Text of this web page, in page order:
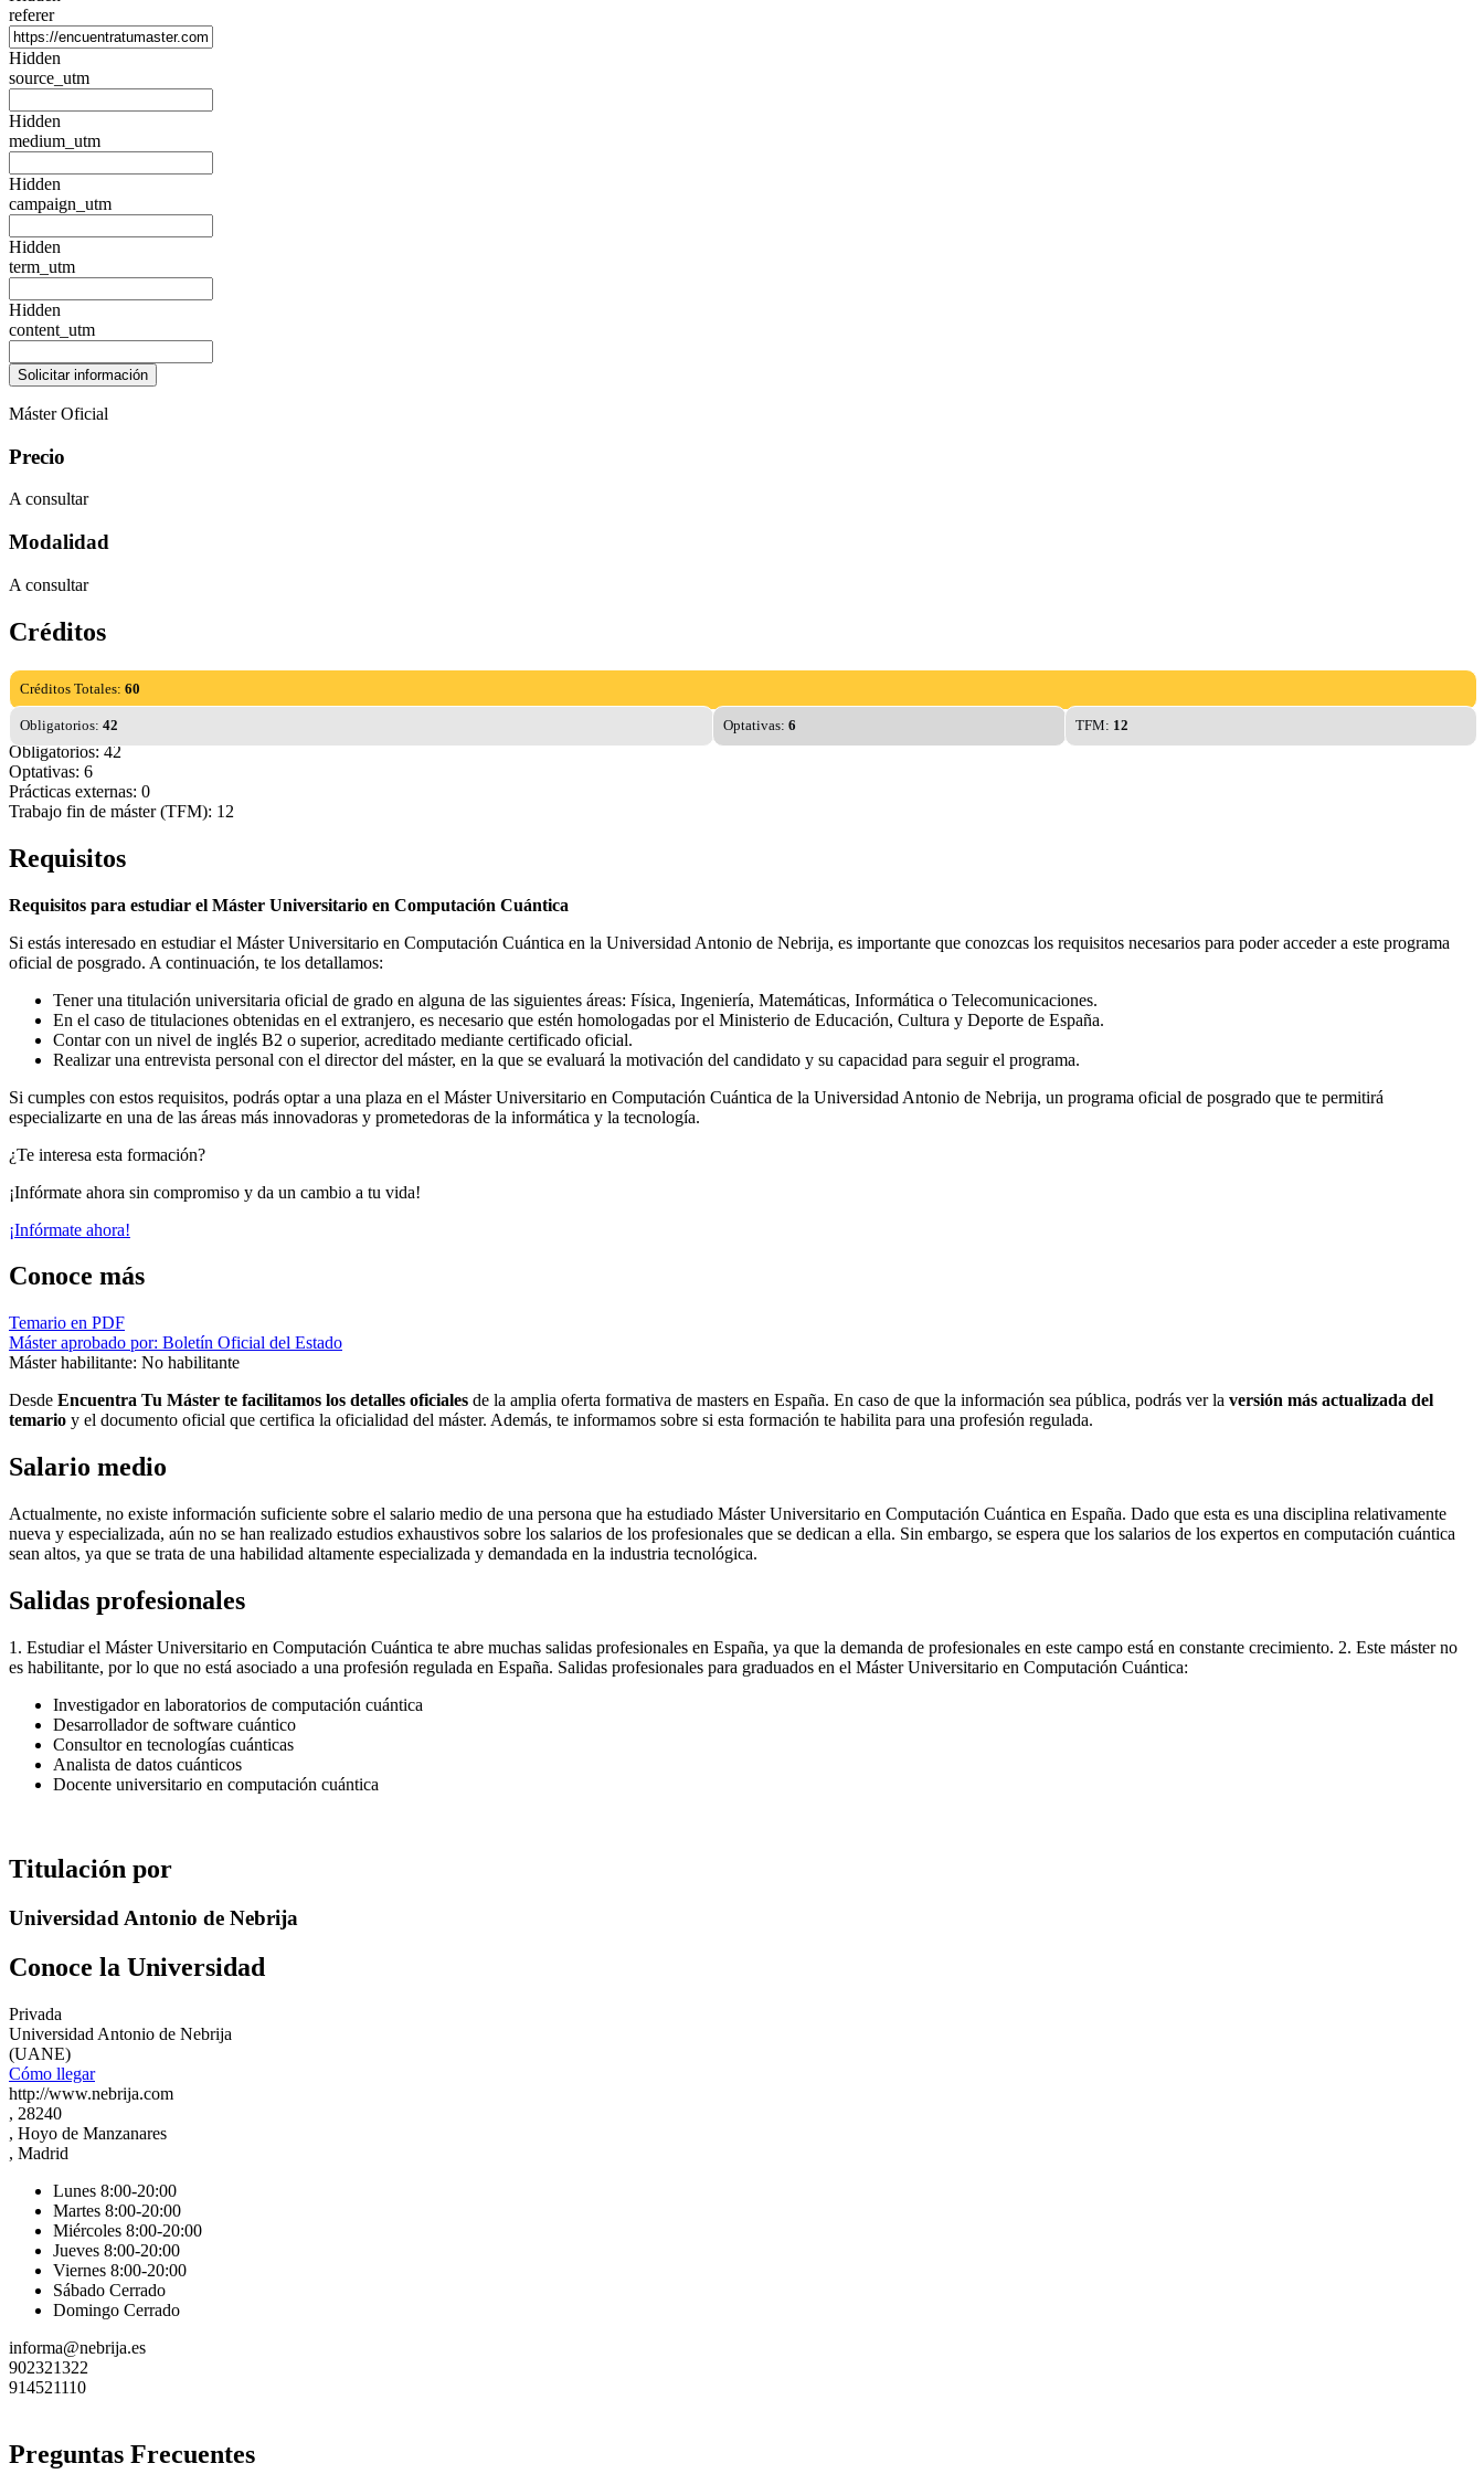
referer
Hidden
source_utm
Hidden
medium_utm
Hidden
campaign_utm
Hidden
term_utm
Hidden
content_utm
Máster Oficial
Precio
A consultar
Modalidad
A consultar
Créditos
Créditos Totales: 60
Obligatorios: 42 Optativas:6 TFM: 12
Obligatorios: 42
Optativas: 6
Prácticas externas: 0
Trabajo fin de máster (TFM): 12
Requisitos
Requisitos para estudiar el Máster Universitario en Computación Cuántica
Si estás interesado en estudiar el Máster Universitario en Computación Cuántica en la Universidad Antonio de Nebrija, es importante que conozcas los requisitos necesarios para poder acceder a este programa
oficial de posgrado. A continuación, te los detallamos:
Tener una titulación universitaria oficial de grado en alguna de las siguientes áreas: Física, Ingeniería, Matemáticas, Informática o Telecomunicaciones.
En el caso de titulaciones obtenidas en el extranjero, es necesario que estén homologadas por el Ministerio de Educación, Cultura y Deporte de España.
Contar con un nivel de inglés B2 o superior, acreditado mediante certificado oficial.
Realizar una entrevista personal con el director del máster, en la que se evaluará la motivación del candidato y su capacidad para seguir el programa.
Si cumples con estos requisitos, podrás optar a una plaza en el Máster Universitario en Computación Cuántica de la Universidad Antonio de Nebrija, un programa oficial de posgrado que te permitirá
especializarte en una de las áreas más innovadoras y prometedoras de la informática y la tecnología.
¿Te interesa esta formación?
¡Infórmate ahora sin compromiso y da un cambio a tu vida!
¡Infórmate ahora!
Conoce más
Temario en PDF
Máster aprobado por: Boletín Oficial del Estado
Máster habilitante: No habilitante
Desde Encuentra Tu Máster te facilitamos los detalles oficiales de la amplia oferta formativa de masters en España. En caso de que la información sea pública, podrás ver la versión más actualizada del
temario y el documento oficial que certifica la oficialidad del máster. Además, te informamos sobre si esta formación te habilita para una profesión regulada.
Salario medio
Actualmente, no existe información suficiente sobre el salario medio de una persona que ha estudiado Máster Universitario en Computación Cuántica en España. Dado que esta es una disciplina relativamente
nueva y especializada, aún no se han realizado estudios exhaustivos sobre los salarios de los profesionales que se dedican a ella. Sin embargo, se espera que los salarios de los expertos en computación cuántica
sean altos, ya que se trata de una habilidad altamente especializada y demandada en la industria tecnológica.
Salidas profesionales
1. Estudiar el Máster Universitario en Computación Cuántica te abre muchas salidas profesionales en España, ya que la demanda de profesionales en este campo está en constante crecimiento. 2. Este máster no
es habilitante, por lo que no está asociado a una profesión regulada en España. Salidas profesionales para graduados en el Máster Universitario en Computación Cuántica:
Investigador en laboratorios de computación cuántica
Desarrollador de software cuántico
Consultor en tecnologías cuánticas
Analista de datos cuánticos
Docente universitario en computación cuántica
Titulación por
Universidad Antonio de Nebrija
Conoce la Universidad
Privada
Universidad Antonio de Nebrija
(UANE)
Cómo llegar
http://www.nebrija.com
, 28240
, Hoyo de Manzanares
, Madrid
Lunes 8:00-20:00
Martes 8:00-20:00
Miércoles 8:00-20:00
Jueves 8:00-20:00
Viernes 8:00-20:00
Sábado Cerrado
Domingo Cerrado
informa@nebrija.es
902321322
914521110
Preguntas Frecuentes